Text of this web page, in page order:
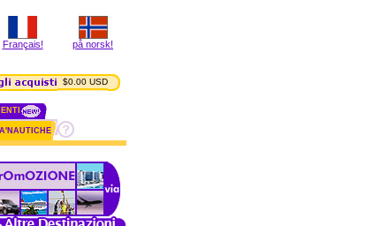
Français! på norsk!
$0.00 USD